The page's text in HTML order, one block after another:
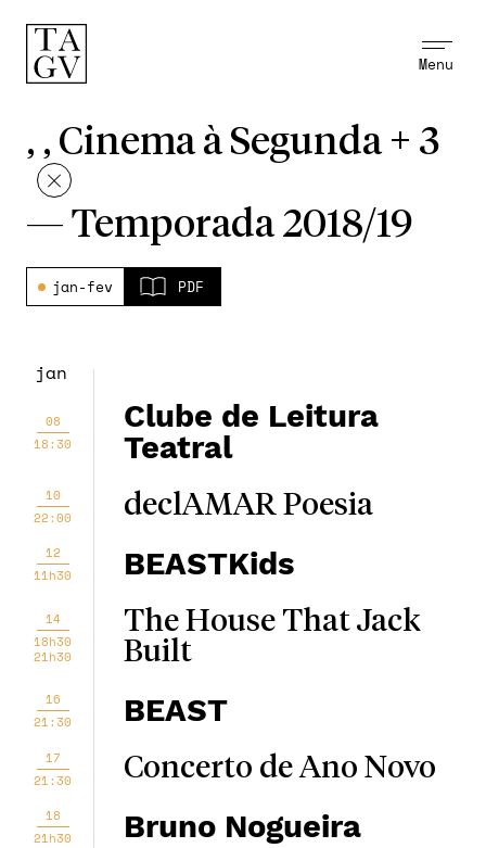
Menu
, , Cinema à Segunda + 3
— Temporada 2018/19
jan-fev PDF
jan
08
18:30
Clube de Leitura
Teatral
10
22:00
declAMAR Poesia
12
11h30
BEASTKids
14
18h30
21h30
The House That Jack
Built
16
21:30
BEAST
17
21:30
Concerto de Ano Novo
18
21h30
Bruno Nogueira